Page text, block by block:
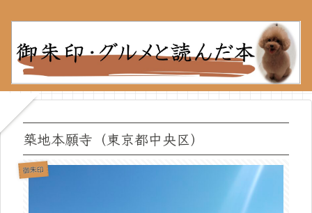
築地本願寺（東京都中央区）
御朱印